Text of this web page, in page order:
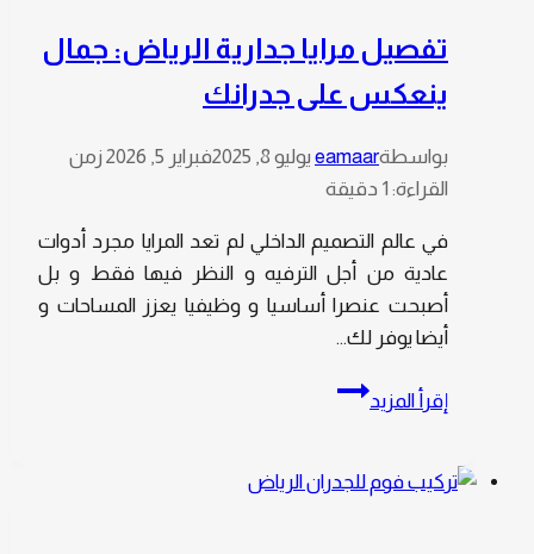
معيار
من
مع
توفير
من
الوان
ارضيات
باركيه
الرياض
في
قياسية
تفصيل مرايا جدارية الرياض: جمال
ينعكس على جدرانك
بواسطةeamaar يوليو 8, 2025 فبراير 5, 2026
زمن
القراءة: 1 دقيقة
في عالم التصميم الداخلي لم تعد المرايا مجرد أدوات
عادية من أجل الترفيه و النظر فيها فقط و بل
أصبحت عنصرا أساسيا و وظيفيا يعزز المساحات و
أيضا يوفر لك…
إقرأ المزيد
تفصيل
الرياض: